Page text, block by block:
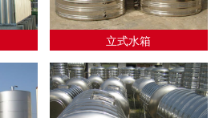
立式水箱